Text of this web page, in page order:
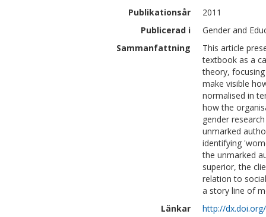
Publikationsår
2011
Publicerad i
Gender and
Sammanfattning
This article
textbook as a
theory,
make visible
normalised in
how the
gender
unmarked
identifying
the unmarked
superior, the
relation to
a story line of
Länkar
http://